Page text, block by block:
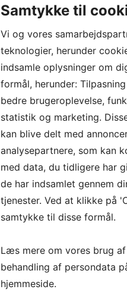
PHformula
Samtykke til
Vi og vores
teknologier, herunder
indsamle oplysninger om
formål, herunder:
bedre brugeroplevelse,
statistik og marketing.
kan blive delt med
analysepartnere, som kan
med data, du tidligere har
de har indsamlet gennem
tjenester. Ved at klikke på
samtykke til disse formål.
Læs mere om vores brug
behandling af persondata
hjemmeside.